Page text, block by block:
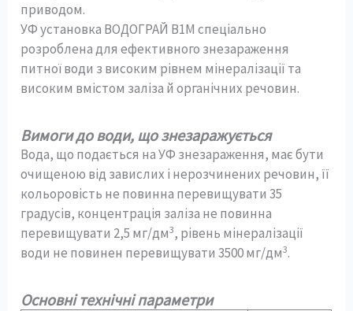
приводом.
УФ установка ВОДОГРАЙ В1М спеціально
розроблена для ефективного знезараження
питної води з високим рівнем мінералізації та
високим вмістом заліза й органічних речовин.
Вимоги до води, що знезаражується
Вода, що подається на УФ знезараження, має бути
очищеною від завислих і нерозчинених речовин, її
кольоровість не повинна перевищувати 35
градусів, концентрація заліза не повинна
перевищувати 2,5 мг/дм3, рівень мінералізації
води не повинен перевищувати 3500 мг/дм3.
Основні технічні параметри